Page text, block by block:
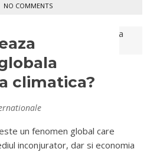
NO COMMENTS
climatica?
un fenomen global care
inconjurator, dar si economia